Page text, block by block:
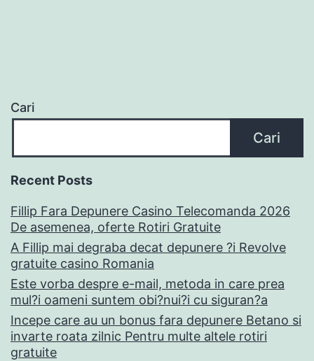
Cari
Cari
Recent Posts
Fillip Fara Depunere Casino Telecomanda 2026
De asemenea, oferte Rotiri Gratuite
A Fillip mai degraba decat depunere ?i Revolve
gratuite casino Romania
Este vorba despre e-mail, metoda in care prea
mul?i oameni suntem obi?nui?i cu siguran?a
Incepe care au un bonus fara depunere Betano si
invarte roata zilnic Pentru multe altele rotiri
gratuite